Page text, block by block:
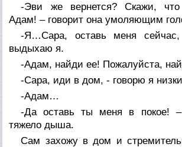
-Эви же вернется? Скажи, что
Адам! – говорит она умоляющим
-Я…Сара, оставь меня
выдыхаю я.
-Адам, найди ее! Пожалуйста,
-Сара, иди в дом, - говорю я
-Адам…
-Да оставь ты меня в покое!
тяжело дыша.
Сам захожу в дом и